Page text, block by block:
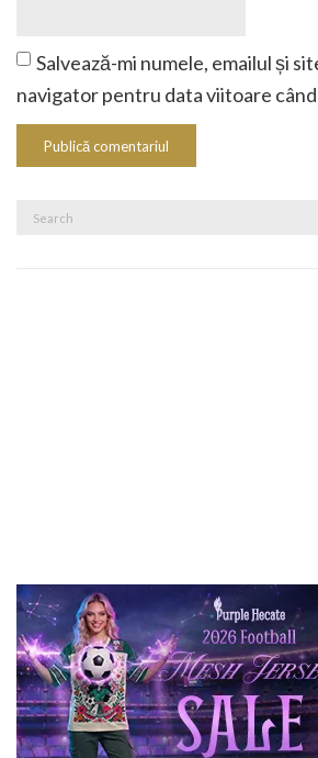
Salvează-mi numele, emailul și
navigator pentru data viitoare